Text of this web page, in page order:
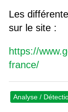
Les
sur le site :
https://
france/
Analyse /